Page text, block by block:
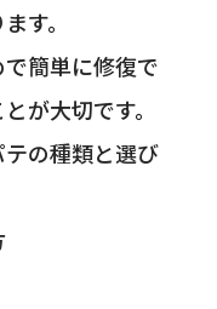
す。
簡単に修復で
が大切です。
の種類と選び